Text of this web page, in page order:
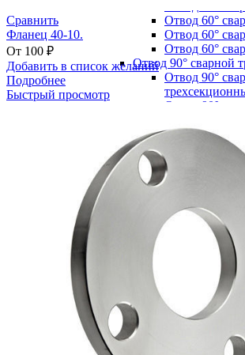
Отвод 60°
Отвод 60°
Отвод 60°
Отвод 90° сварной
Отвод 90°
Отвод 90°
Отвод 90°
Отвод 90°
Отвод 90° сварной
четырехсекционный
Отвод 90°
Отвод 90°
Отвод 90°
Отвод 90°
Переход сварной
Переход
Сравнить
Фланец 40-10.
От 100 ₽
Добавить в список желаний
Подробнее
Быстрый просмотр